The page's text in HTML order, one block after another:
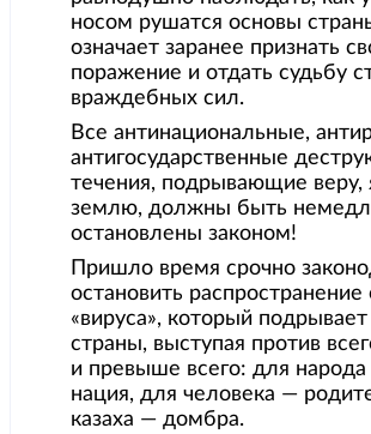
носом рушатся основы
означает заранее признать
поражение и отдать судьбу
враждебных сил.
Все антинациональные,
антигосударственные
течения, подрывающие веру,
землю, должны быть
остановлены законом!
Пришло время срочно
остановить распространение
«вируса», который подрывает
страны, выступая против
и превыше всего: для
нация, для человека —
казаха — домбра.